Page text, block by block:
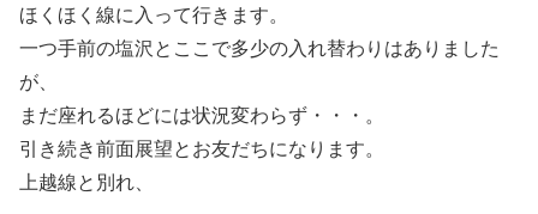
ほくほく線に入って行きます。
一つ手前の塩沢とここで多少の入れ替わりはありました
が、
まだ座れるほどには状況変わらず・・・。
引き続き前面展望とお友だちになります。
上越線と別れ、